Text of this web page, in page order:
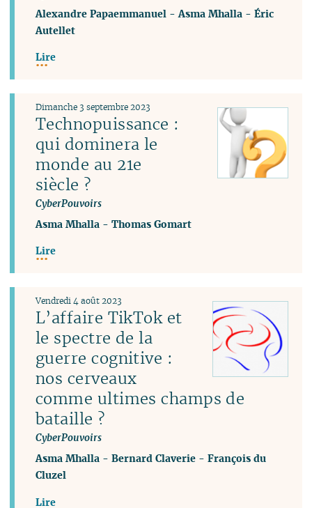
Alexandre Papaemmanuel -Asma Mhalla -Éric
Autellet
Lire
Technopuissance :
qui dominera le
monde au 21e
siècle ?
CyberPouvoirs
Dimanche 3 septembre 2023
Asma Mhalla -Thomas Gomart
Lire
L’affaire TikTok et
le spectre de la
guerre cognitive :
nos cerveaux
comme ultimes champs de
bataille ?
CyberPouvoirs
Vendredi 4 août 2023
Asma Mhalla -Bernard Claverie -François du
Cluzel
Lire